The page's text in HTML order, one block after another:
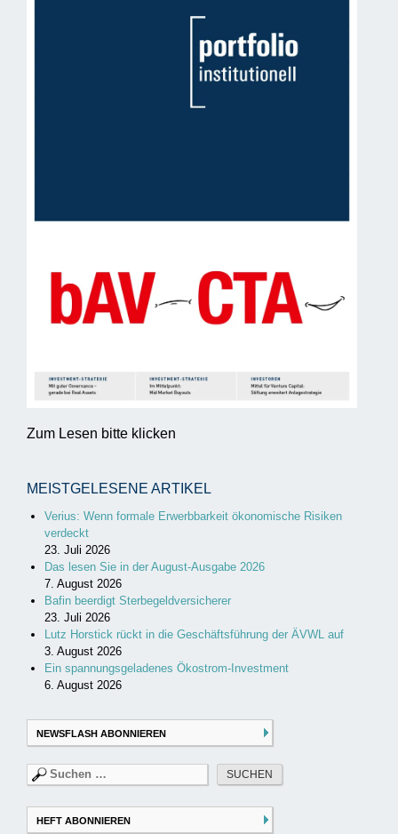
Zum Lesen bitte klicken
MEISTGELESENE ARTIKEL
Verius: Wenn formale Erwerbbarkeit ökonomische Risiken
verdeckt
23. Juli 2026
Das lesen Sie in der August-Ausgabe 2026
7. August 2026
Bafin beerdigt Sterbegeldversicherer
23. Juli 2026
Lutz Horstick rückt in die Geschäftsführung der ÄVWL auf
3. August 2026
Ein spannungsgeladenes Ökostrom-Investment
6. August 2026
NEWSFLASH ABONNIEREN
Suchen
nach:
HEFT ABONNIEREN